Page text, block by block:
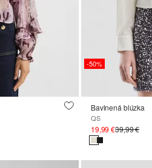
-50%
Bavlnená blúzka
QS
19,99 €39,99 €